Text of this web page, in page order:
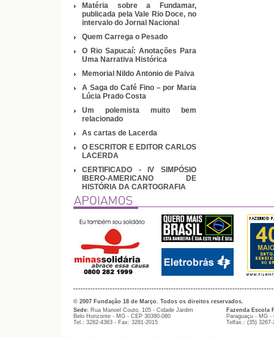
Matéria sobre a Fundamar,
publicada pela Vale Rio Doce, no
intervalo do Jornal Nacional
Quem Carrega o Pesado
O Rio Sapucaí: Anotações Para
Uma Narrativa Histórica
Memorial Nildo Antonio de Paiva
A Saga do Café Fino – por Maria
Lúcia Prado Costa
Um polemista muito bem
relacionado
As cartas de Lacerda
O ESCRITOR E EDITOR CARLOS
LACERDA
CERTIFICADO - IV SIMPÓSIO
IBERO-AMERICANO DE
HISTÓRIA DA CARTOGRAFIA
© 2007 Fundação 18 de Março. Todos os direitos reservados.
Sede: Rua Manoel Couto, 105 - Cidade Jardim
Belo Horizonte - MG - CEP 30380-080
Tel.: 3282-4363 - Fax: 3281-2015
Fazenda Escola
Paraguaçu - MG -
Telfax.: (35) 3267-